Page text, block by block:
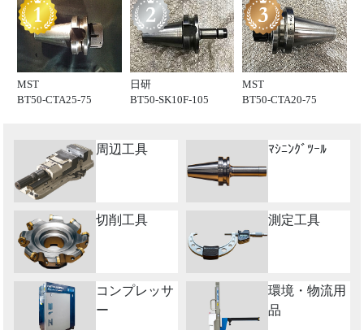
MST
BT50-CTA25-75
日研
BT50-SK10F-105
MST
BT50-CTA20-75
周辺工具 ﾏｼﾆﾝｸﾞﾂｰﾙ
切削工具 測定工具
コンプレッサ
ー
環境・物流用
品